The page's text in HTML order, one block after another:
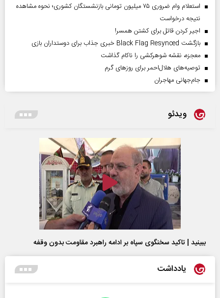
استعلام وام ضروری ۷۵ میلیون تومانی بازنشستگان کشوری؛ نحوه مشاهده
نتیجه درخواست
اجیر کردن قاتل برای کشتن همسر!
بازگشت Black Flag Resynced خبری جذاب برای دوستداران بازی
معجزه، نقشه شوهرکشی را ناکام گذاشت
توصیه‌های هلال‌احمر برای روز‌های گرم
جام‌جهانی مهاجران
ویدئو
ببینید | تاکید سخنگوی سپاه بر ادامه راهبرد مقاومت بدون وقفه
یادداشت